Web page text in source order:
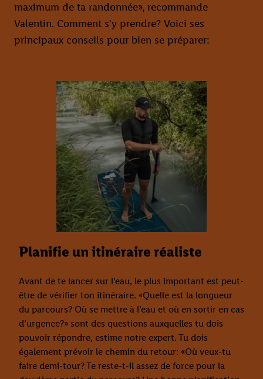
maximum de ta randonnée», recommande
Valentin. Comment s'y prendre? Voici ses
principaux conseils pour bien se préparer:
Planifie un itinéraire réaliste
Avant de te lancer sur l’eau, le plus important est peut-
être de vérifier ton itinéraire. «Quelle est la longueur
du parcours? Où se mettre à l’eau et où en sortir en cas
d’urgence?» sont des questions auxquelles tu dois
pouvoir répondre, estime notre expert. Tu dois
également prévoir le chemin du retour: «Où veux-tu
faire demi-tour? Te reste-t-il assez de force pour la